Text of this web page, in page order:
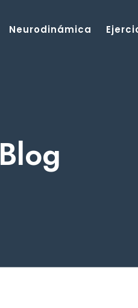
Neurodinámica
Blog